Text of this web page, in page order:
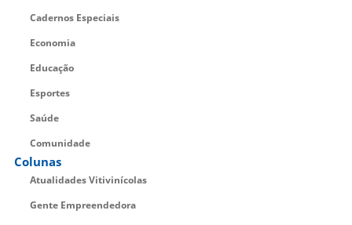
Cadernos Especiais
Economia
Educação
Esportes
Saúde
Comunidade
Colunas
Atualidades Vitivinícolas
Gente Empreendedora